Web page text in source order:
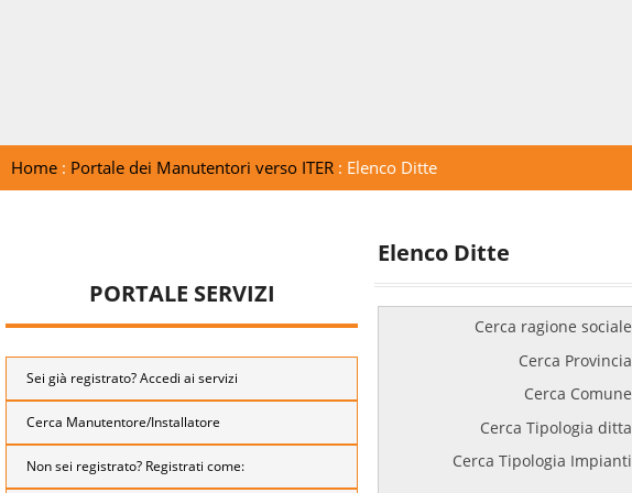
Home: Portale dei Manutentori verso ITER: Elenco Ditte
PORTALE SERVIZI
Sei già registrato? Accedi ai servizi
Cerca Manutentore/Installatore
Non sei registrato? Registrati come:
Elenco Ditte
Cerca ragione sociale
Cerca Provincia
Cerca Comune
Cerca Tipologia ditta
Cerca Tipologia Impianti